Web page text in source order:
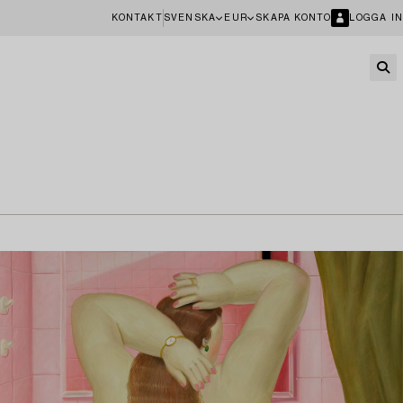
KONTAKT SVENSKA EUR SKAPA KONTO LOGGA IN